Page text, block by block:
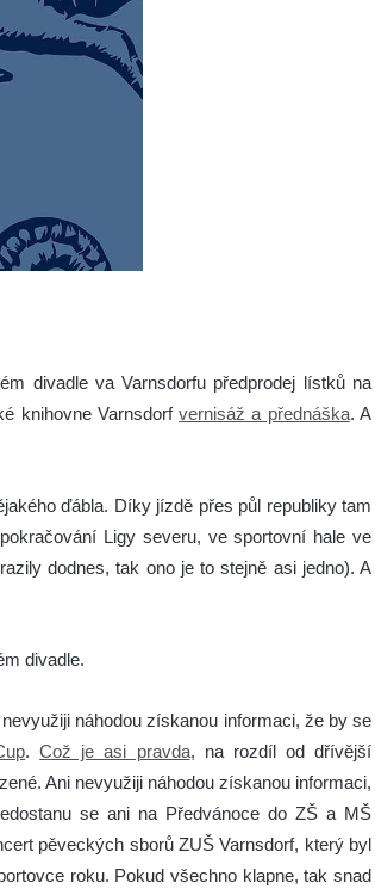
divadle va Varnsdorfu předprodej lístků na
knihovne Varnsdorfvernisáž a přednáška. A
ďábla. Díky jízdě přes půl republiky tam
Ligy severu, ve sportovní hale ve
dodnes, tak ono je to stejně asi jedno). A
divadle.
náhodou získanou informaci, že by se
.Což je asi pravda, na rozdíl od dřívější
Ani nevyužiji náhodou získanou informaci,
se ani na Předvánoce do ZŠ a MŠ
pěveckých sborů ZUŠ Varnsdorf, který byl
roku. Pokud všechno klapne, tak snad